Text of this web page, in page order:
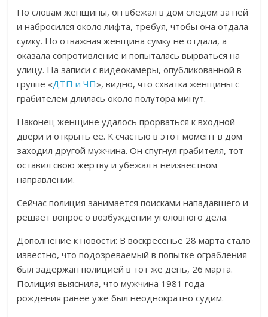
По словам женщины, он вбежал в дом следом за ней
и набросился около лифта, требуя, чтобы она отдала
сумку. Но отважная женщина сумку не отдала, а
оказала сопротивление и попыталась вырваться на
улицу. На записи с видеокамеры, опубликованной в
группе «ДТП и ЧП», видно, что схватка женщины с
грабителем длилась около полутора минут.
Наконец женщине удалось прорваться к входной
двери и открыть ее. К счастью в этот момент в дом
заходил другой мужчина. Он спугнул грабителя, тот
оставил свою жертву и убежал в неизвестном
направлении.
Сейчас полиция занимается поисками нападавшего и
решает вопрос о возбуждении уголовного дела.
Дополнение к новости: В воскресенье 28 марта стало
известно, что подозреваемый в попытке ограбления
был задержан полицией в тот же день, 26 марта.
Полиция выяснила, что мужчина 1981 года
рождения ранее уже был неоднократно судим.